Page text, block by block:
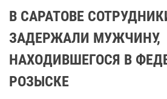
В САРАТОВЕ
ЗАДЕРЖАЛИ МУЖЧИНУ,
НАХОДИВШЕГОСЯ В
РОЗЫСКЕ